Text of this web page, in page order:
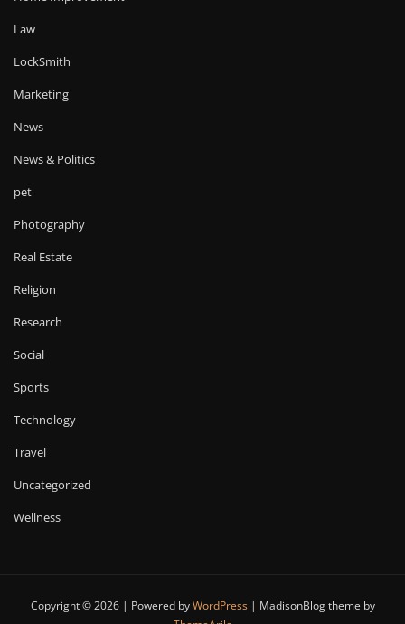
Law
LockSmith
Marketing
News
News & Politics
pet
Photography
Real Estate
Religion
Research
Social
Sports
Technology
Travel
Uncategorized
Wellness
Copyright © 2026 | Powered byWordPress | MadisonBlog theme by